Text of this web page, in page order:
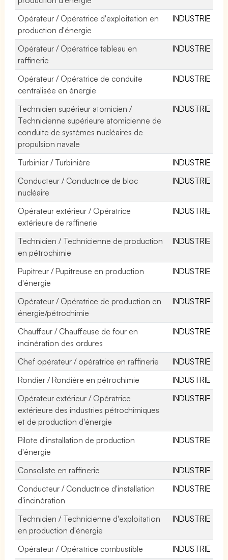
Opérateur / Opératrice d'exploitation en
production d'énergie
INDUSTRIE
Opérateur / Opératrice tableau en
raffinerie
INDUSTRIE
Opérateur / Opératrice de conduite
centralisée en énergie
INDUSTRIE
Technicien supérieur atomicien /
Technicienne supérieure atomicienne de
conduite de systèmes nucléaires de
propulsion navale
INDUSTRIE
Turbinier / Turbinière
INDUSTRIE
Conducteur / Conductrice de bloc
nucléaire
INDUSTRIE
Opérateur extérieur / Opératrice
extérieure de raffinerie
INDUSTRIE
Technicien / Technicienne de production
en pétrochimie
INDUSTRIE
Pupitreur / Pupitreuse en production
d'énergie
INDUSTRIE
Opérateur / Opératrice de production en
énergie/pétrochimie
INDUSTRIE
Chauffeur / Chauffeuse de four en
incinération des ordures
INDUSTRIE
Chef opérateur / opératrice en raffinerie
INDUSTRIE
Rondier / Rondière en pétrochimie
INDUSTRIE
Opérateur extérieur / Opératrice
extérieure des industries pétrochimiques
et de production d'énergie
INDUSTRIE
Pilote d'installation de production
d'énergie
INDUSTRIE
Consoliste en raffinerie
INDUSTRIE
Conducteur / Conductrice d'installation
d'incinération
INDUSTRIE
Technicien / Technicienne d'exploitation
en production d'énergie
INDUSTRIE
Opérateur / Opératrice combustible
INDUSTRIE